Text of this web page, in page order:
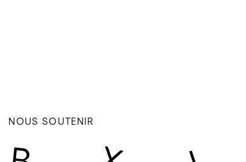
NOUS SOUTENIR